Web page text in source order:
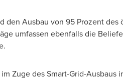
den Ausbau von 95 Prozent
umfassen ebenfalls die
Zuge des Smart-Grid-